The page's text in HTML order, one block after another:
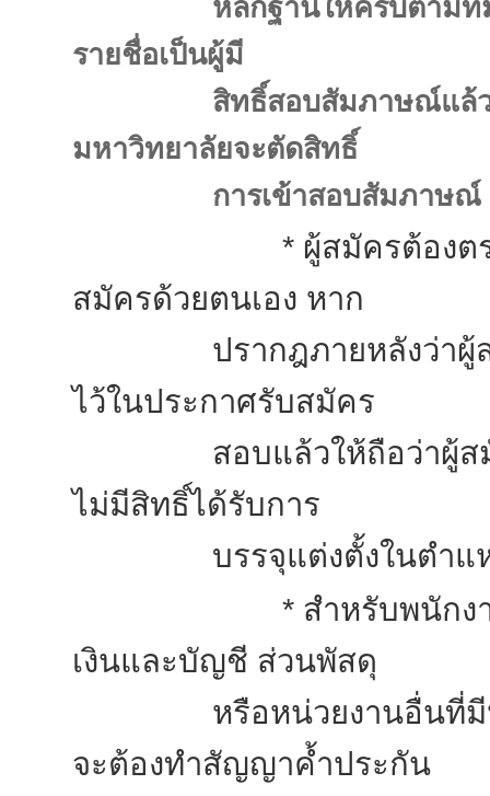
หลักฐานให้ครบตาม
รายชื่อเป็นผู้มี
สิทธิ์สอบสัมภาษณ์แล้
มหาวิทยาลัยจะตัดสิทธิ์
การเข้าสอบสัมภาษณ์
* ผู้สมัครต้องตรวจสอ
สมัครด้วยตนเอง หาก
ปรากฎภายหลังว่าผู้สมัค
ไว้ในประกาศรับสมัคร
สอบแล้วให้ถือว่าผู้สมัคร
ไม่มีสิทธิ์ได้รับการ
บรรจุแต่งตั้งในตำแห
* สำหรับพนักงานที่บรร
เงินและบัญชี ส่วนพัสดุ
หรือหน่วยงานอื่นที่มีหน้า
จะต้องทำสัญญาค้ำประกัน